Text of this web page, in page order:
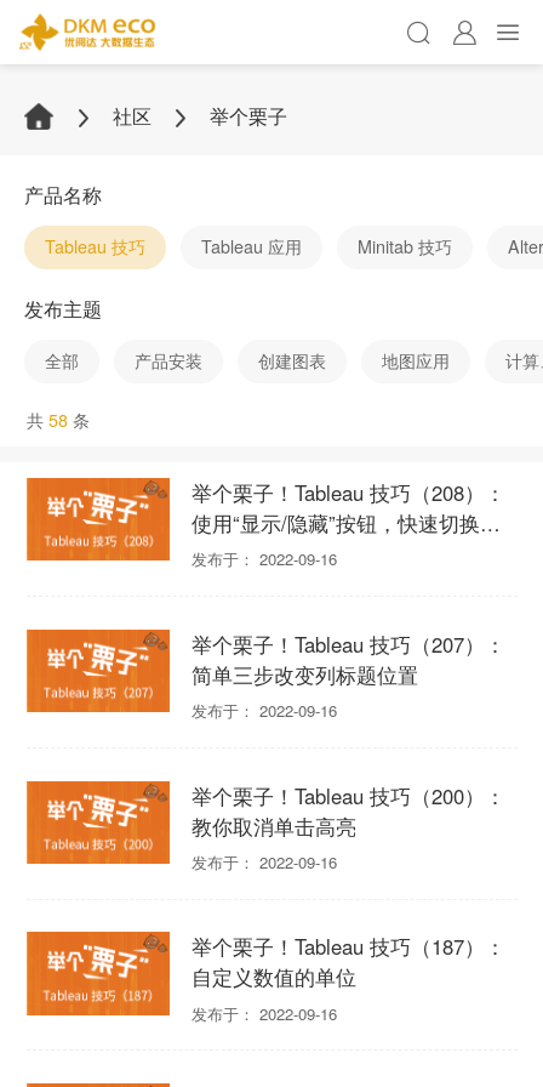
社区 举个栗子
产品名称
Tableau 技巧 Tableau 应用 Minitab 技巧
发布主题
全部 产品安装 创建图表 地图应用 计
共 58条
举个栗子！Tableau 技巧（208）：
使用“显示/隐藏”按钮，快速切换图
表
发布于： 2022-09-16
举个栗子！Tableau 技巧（207）：
简单三步改变列标题位置
发布于： 2022-09-16
举个栗子！Tableau 技巧（200）：
教你取消单击高亮
发布于： 2022-09-16
举个栗子！Tableau 技巧（187）：
自定义数值的单位
发布于： 2022-09-16